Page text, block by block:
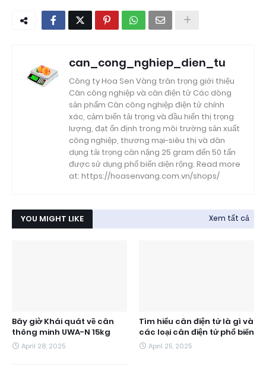
can_cong_nghiep_dien_tu
Công ty Hoa Sen Vàng trân trọng giới thiệu
Cân công nghiệp và cân điện tử Các dòng
sản phẩm Cân công nghiệp điện tử chính
xác, cảm biến tải trọng và đầu hiển thị trọng
lượng, đạt ổn định trong môi trường sản xuất
công nghiệp, thương mại-siêu thị và dân
dụng tải trọng cân nặng 25 gram đến 50 tấn
được sử dụng phổ biến diện rộng. Read more
at: https://hoasenvang.com.vn/shops/
YOU MIGHT LIKE Xem tất cả
Bây giờ Khái quát về cân
thông minh UWA-N 15kg
April 28, 2025
Tìm hiểu cân điện tử là gì và
các loại cân điện tử phổ biến
April 25, 2025